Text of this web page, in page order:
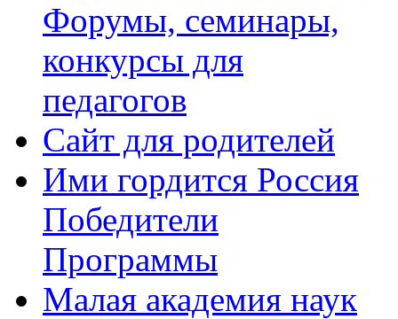
Форумы, семинары,
конкурсы для
педагогов
Сайт для родителей
Ими гордится Россия
Победители
Программы
Малая академия наук